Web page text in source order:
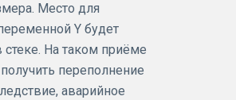
Место для
Y будет
стеке. На таком приёме
переполнение
аварийное